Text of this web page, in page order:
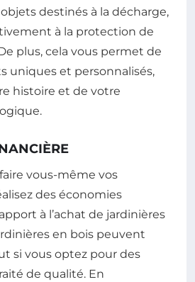
destinés à la décharge,
à la protection de
plus, cela vous permet de
uniques et personnalisés,
histoire et de votre
vous-même vos
des économies
à l’achat de jardinières
en bois peuvent
si vous optez pour des
de qualité. En